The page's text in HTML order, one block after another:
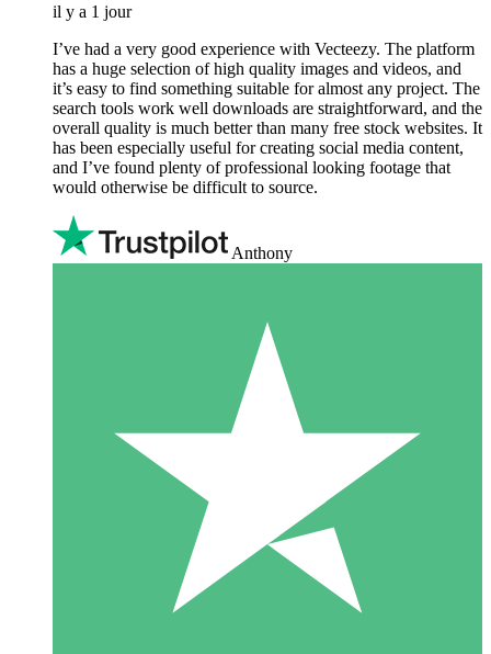
il y a 1 jour
I’ve had a very good experience with Vecteezy. The platform
has a huge selection of high quality images and videos, and
it’s easy to find something suitable for almost any project. The
search tools work well downloads are straightforward, and the
overall quality is much better than many free stock websites. It
has been especially useful for creating social media content,
and I’ve found plenty of professional looking footage that
would otherwise be difficult to source.
Anthony